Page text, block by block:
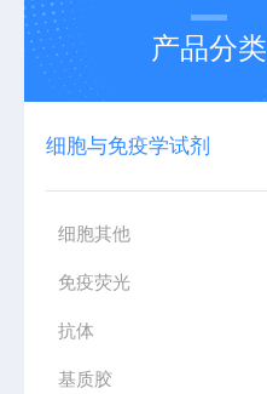
产品分类
细胞与免疫学试剂
细胞其他
免疫荧光
抗体
基质胶